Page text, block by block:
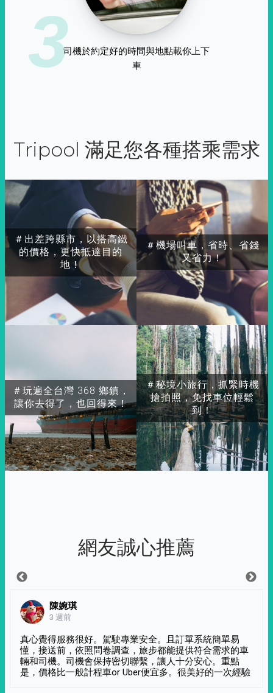
3司機於約定好的時間與地點載你上下
車
Tripool 滿足您各種搭乘需求
＃出差跨縣市，以搭高鐵
的價格，更快抵達目的
地！
＃玩遍全台灣 368 鄉鎮，
讓你去得了，也回得來！
＃秘境小旅行，抓緊時機
搶拍照，免找車位輕鬆
到！
＃機場叫車，省時、省錢
又省力！
網友誠心推薦
陳婉琪
3 週前
真心覺得服務很好。駕駛專業安全。且訂單系統簡單易
懂，接送前，依照問卷調查，旅步都能提供符合需求的車
輛和司機。司機會保持密切聯繫，讓人十分安心。重點
是，價格比一般計程車or Uber便宜多。很美好的一次經驗